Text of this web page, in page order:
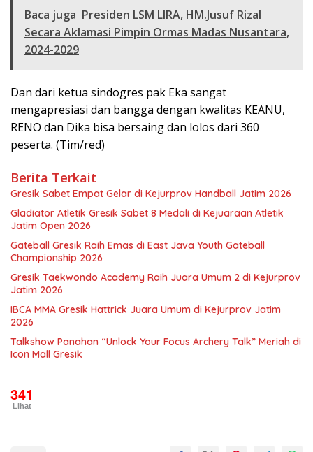
Baca juga Presiden LSM LIRA, HM.Jusuf Rizal
Secara Aklamasi Pimpin Ormas Madas Nusantara,
2024-2029
Dan dari ketua sindogres pak Eka sangat
mengapresiasi dan bangga dengan kwalitas KEANU,
RENO dan Dika bisa bersaing dan lolos dari 360
peserta. (Tim/red)
Berita Terkait
Gresik Sabet Empat Gelar di Kejurprov Handball Jatim 2026
Gladiator Atletik Gresik Sabet 8 Medali di Kejuaraan Atletik
Jatim Open 2026
Gateball Gresik Raih Emas di East Java Youth Gateball
Championship 2026
Gresik Taekwondo Academy Raih Juara Umum 2 di Kejurprov
Jatim 2026
IBCA MMA Gresik Hattrick Juara Umum di Kejurprov Jatim
2026
Talkshow Panahan “Unlock Your Focus Archery Talk” Meriah di
Icon Mall Gresik
341
Lihat